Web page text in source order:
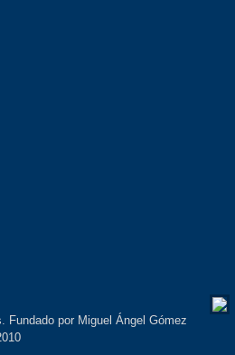
Fundado por Miguel Ángel Gómez